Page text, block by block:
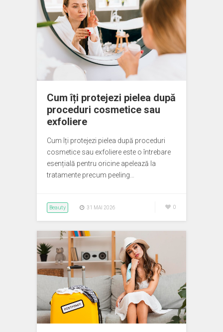
Cum îți protejezi pielea după
proceduri cosmetice sau
exfoliere
Cum îți protejezi pielea după proceduri
cosmetice sau exfoliere este o întrebare
esențială pentru oricine apelează la
tratamente precum peeling…
Beauty 31 MAI 2026 0